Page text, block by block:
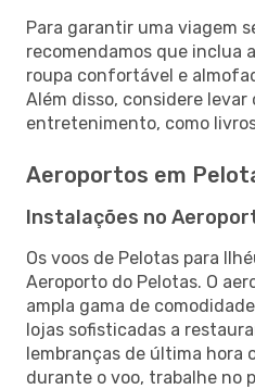
Para garantir uma viagem
recomendamos que inclua
roupa confortável e
Além disso, considere levar
entretenimento, como
Aeroportos em
Instalações no
Os voos de Pelotas para
Aeroporto do Pelotas. O
ampla gama de
lojas sofisticadas a
lembranças de última hora
durante o voo, trabalhe no